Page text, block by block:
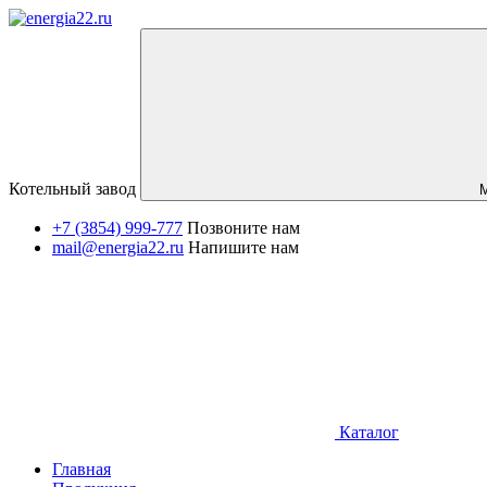
Котельный завод
+7 (3854) 999-777 Позвоните нам
mail@energia22.ru Напишите нам
Каталог
Главная